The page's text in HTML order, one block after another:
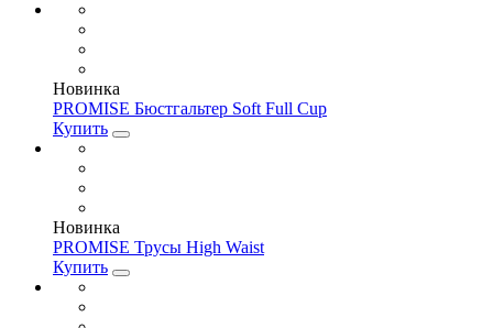
Новинка
PROMISE Бюстгальтер Soft Full Cup
Купить
Новинка
PROMISE Трусы High Waist
Купить